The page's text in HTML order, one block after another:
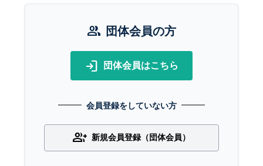
group 団体会員の方
login 団体会員はこちら
会員登録をしていない方
group_add 新規会員登録（団体会員）